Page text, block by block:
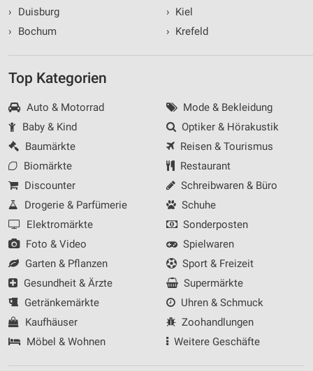
›
Duisburg
›
Bochum
› Kiel
› Krefeld
Top Kategorien
Auto & Motorrad
Baby & Kind
Baumärkte
Biomärkte
Discounter
Drogerie & Parfümerie
Elektromärkte
Foto & Video
Garten & Pflanzen
Gesundheit & Ärzte
Getränkemärkte
Kaufhäuser
Möbel & Wohnen
Mode & Bekleidung
Optiker & Hörakustik
Reisen & Tourismus
Restaurant
Schreibwaren & Büro
Schuhe
Sonderposten
Spielwaren
Sport & Freizeit
Supermärkte
Uhren & Schmuck
Zoohandlungen
Weitere Geschäfte